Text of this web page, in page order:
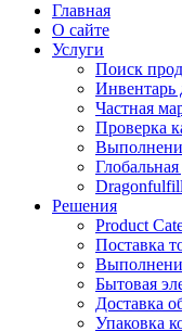
Главная
О сайте
Услуги
Поиск
Инвентарь
Частная
Проверка
Глобальная
Решения
Product
Поставка
Бытовая
Доставка
Упаковка